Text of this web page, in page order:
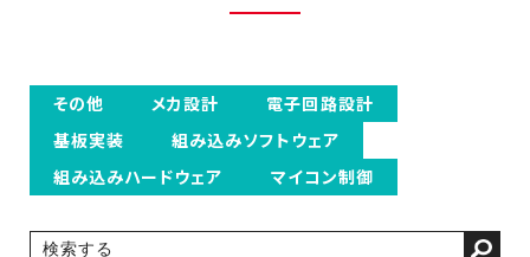
その他 メカ設計
電子回路設計
基板実装
組み込みソフトウェア
組み込みハードウェア
マイコン制御